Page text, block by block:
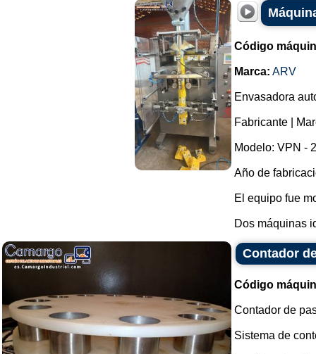
Código
Marca: ARV
Envasadora
Fabricante |
Modelo: VPN -
Año de
El equipo fue
Dos máquinas
Contador
Código
Contador de
Sistema de